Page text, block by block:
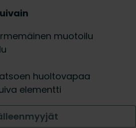
muotoilu
huoltovapaa
elementti